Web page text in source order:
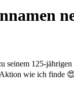
seinem 125-
wie ich finde